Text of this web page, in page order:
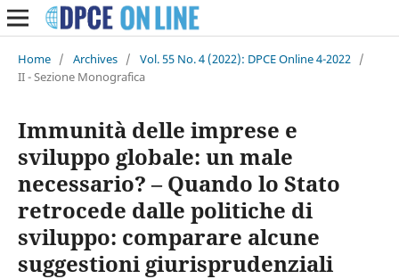
Home / Archives / Vol. 55 No. 4 (2022): DPCE Online 4-2022 /
II - Sezione Monografica
Immunità delle imprese e
sviluppo globale: un male
necessario? – Quando lo Stato
retrocede dalle politiche di
sviluppo: comparare alcune
suggestioni giurisprudenziali